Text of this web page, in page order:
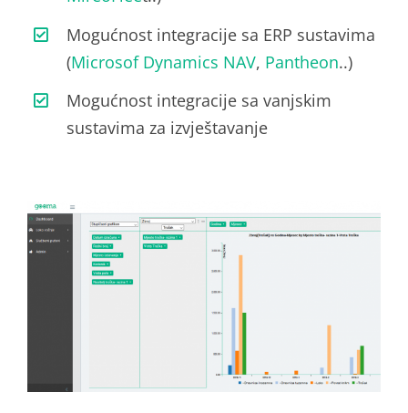
Mogućnost integracije sa ERP sustavima
(Microsof Dynamics NAV, Pantheon..)
Mogućnost integracije sa vanjskim
sustavima za izvještavanje